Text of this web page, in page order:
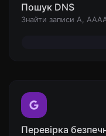
Пошук DNS
Перевірка